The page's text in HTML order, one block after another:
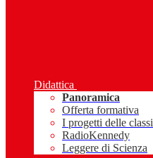
Didattica
Panoramica
Offerta formativa
I progetti delle classi
RadioKennedy
Leggere di Scienza